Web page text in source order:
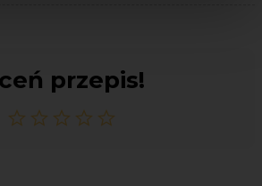
przepis!